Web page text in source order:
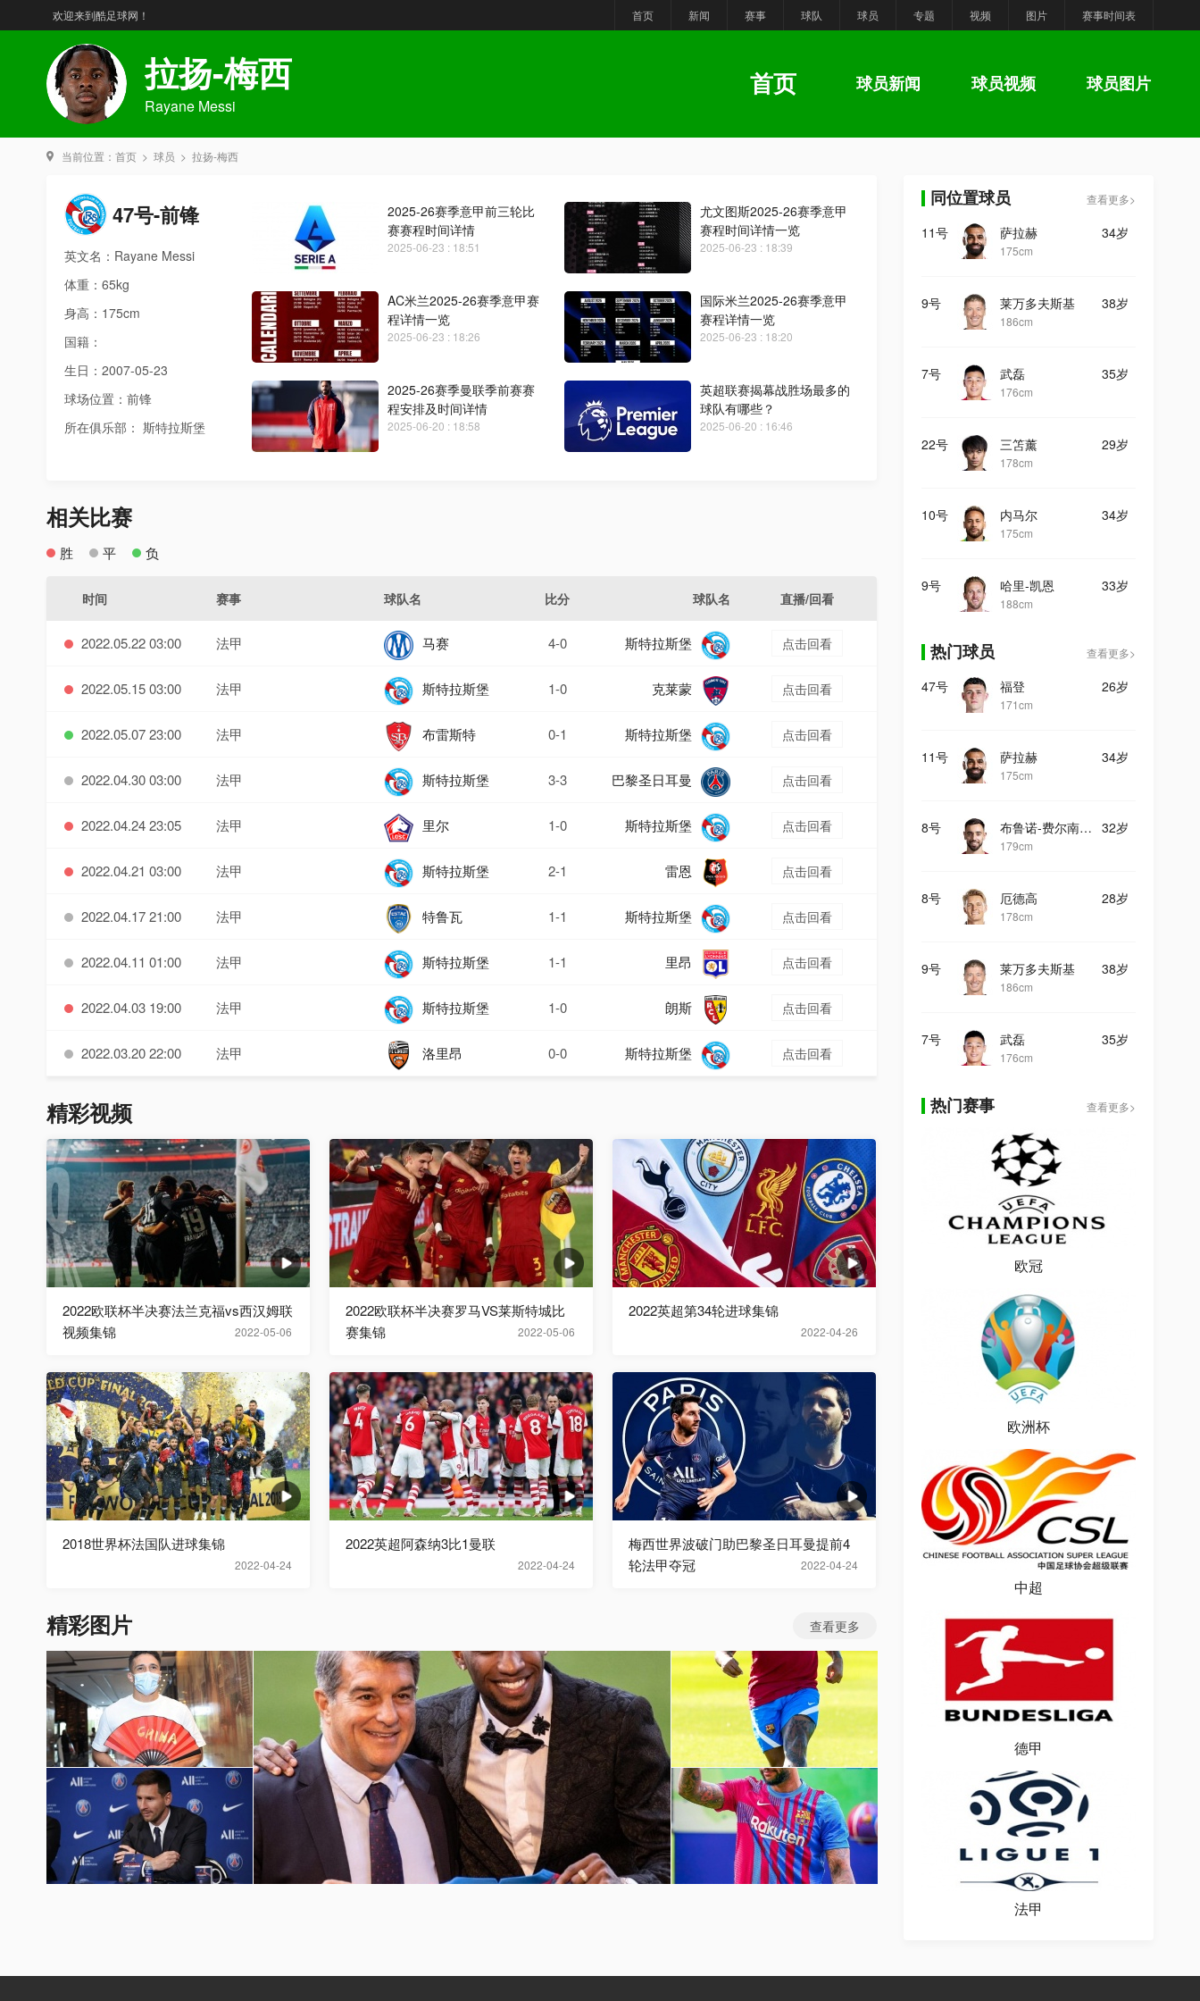
欢迎来到酷足球网！ 首页 新闻 赛事 球队 球员 专题 视频 图片 赛事时间表
拉扬-梅西
Rayane Messi
首页 球员新闻 球员视频 球员图片
当前位置： 首页 > 球员 > 拉扬-梅西
47号-前锋
英文名：Rayane Messi
体重：65kg
身高：175cm
国籍：
生日：2007-05-23
球场位置：前锋
所在俱乐部： 斯特拉斯堡
2025-26赛季意甲前三轮比
赛赛程时间详情
2025-06-23 : 18:51
尤文图斯2025-26赛季意甲
赛程时间详情一览
2025-06-23 : 18:39
AC米兰2025-26赛季意甲赛
程详情一览
2025-06-23 : 18:26
国际米兰2025-26赛季意甲
赛程详情一览
2025-06-23 : 18:20
2025-26赛季曼联季前赛赛
程安排及时间详情
2025-06-20 : 18:58
英超联赛揭幕战胜场最多的
球队有哪些？
2025-06-20 : 16:46
相关比赛
胜 平 负
时间 赛事 球队名 比分 球队名 直播/回看
2022.05.22 03:00 法甲 马赛 4-0 斯特拉斯堡 点击回看
2022.05.15 03:00 法甲 斯特拉斯堡 1-0 克莱蒙 点击回看
2022.05.07 23:00 法甲 布雷斯特 0-1 斯特拉斯堡 点击回看
2022.04.30 03:00 法甲 斯特拉斯堡 3-3 巴黎圣日耳曼 点击回看
2022.04.24 23:05 法甲 里尔 1-0 斯特拉斯堡 点击回看
2022.04.21 03:00 法甲 斯特拉斯堡 2-1 雷恩 点击回看
2022.04.17 21:00 法甲 特鲁瓦 1-1 斯特拉斯堡 点击回看
2022.04.11 01:00 法甲 斯特拉斯堡 1-1 里昂 点击回看
2022.04.03 19:00 法甲 斯特拉斯堡 1-0 朗斯 点击回看
2022.03.20 22:00 法甲 洛里昂 0-0 斯特拉斯堡 点击回看
精彩视频
2022-05-06
2022欧联杯半决赛法兰克福vs西汉姆联
视频集锦
2022-05-06
2022欧联杯半决赛罗马VS莱斯特城比
赛集锦
2022-04-26
2022英超第34轮进球集锦
2022-04-24
2018世界杯法国队进球集锦
2022-04-24
2022英超阿森纳3比1曼联
2022-04-24
梅西世界波破门助巴黎圣日耳曼提前4
轮法甲夺冠
精彩图片 查看更多
国足世预赛12强赛图片 巴萨球员赛季前训练图片
同位置球员 查看更多>
11号 34岁
萨拉赫
175cm
9号 38岁
莱万多夫斯基
186cm
7号 35岁
武磊
176cm
22号 29岁
三笘薰
178cm
10号 34岁
内马尔
175cm
9号 33岁
哈里-凯恩
188cm
热门球员 查看更多>
47号 26岁
福登
171cm
11号 34岁
萨拉赫
175cm
8号 32岁
布鲁诺-费尔南德斯
179cm
8号 28岁
厄德高
178cm
9号 38岁
莱万多夫斯基
186cm
7号 35岁
武磊
176cm
热门赛事 查看更多>
欧冠
欧洲杯
中超
德甲
法甲